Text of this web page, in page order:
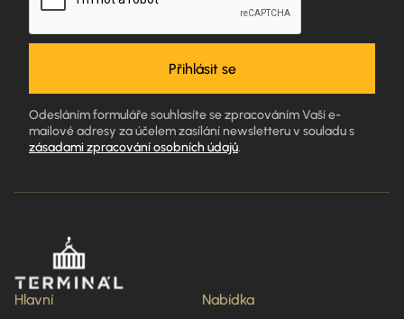
Odesláním formuláře souhlasíte se zpracováním Vaší e-
mailové adresy za účelem zasílání newsletteru v souladu s
zásadami zpracování osobních údajů.
Hlavní Nabídka